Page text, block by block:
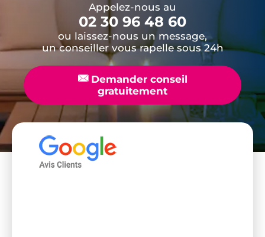
Appelez-nous au
02 30 96 48 60
ou laissez-nous un message,
un conseiller vous rapelle sous 24h
📧Demander conseil
gratuitement